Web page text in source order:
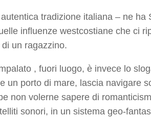
tradizione italiana – ne ha
influenze westcostiane che ci
un ragazzino.
, fuori luogo, è invece lo
un porto di mare, lascia navigare
non volerne sapere di
sonori, in un sistema geo-